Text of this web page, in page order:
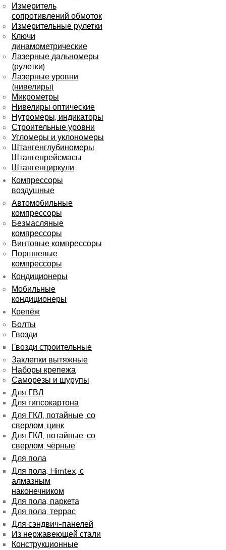
Измеритель
сопротивлений обмоток
Измерительные рулетки
Ключи
динамометрические
Лазерные дальномеры
(рулетки)
Лазерные уровни
(нивелиры)
Микрометры
Нивелиры оптические
Нутромеры, индикаторы
Строительные уровни
Угломеры и уклономеры
Штангенглубиномеры,
Штангенрейсмасы
Штангенциркули
Компрессоры
воздушные
Автомобильные
компрессоры
Безмасляные
компрессоры
Винтовые компрессоры
Поршневые
компрессоры
Кондиционеры
Мобильные
кондиционеры
Крепёж
Болты
Гвозди
Гвозди строительные
Заклепки вытяжные
Наборы крепежа
Саморезы и шурупы
Для ГВЛ
Для гипсокартона
Для ГКЛ, потайные, со
сверлом, цинк
Для ГКЛ, потайные, со
сверлом, чёрные
Для пола
Для пола, Himtex, с
алмазным
наконечником
Для пола, паркета
Для пола, террас
Для сэндвич-панелей
Из нержавеющей стали
Конструкционные